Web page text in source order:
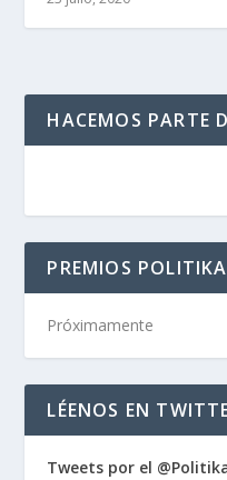
HACEMOS PARTE
PREMIOS
Próximamente
LÉENOS EN
Tweets por el